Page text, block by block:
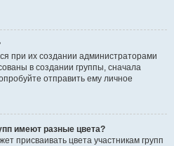
при их создании администраторами
в создании группы, сначала
отправить ему личное
имеют разные цвета?
присваивать цвета участникам групп